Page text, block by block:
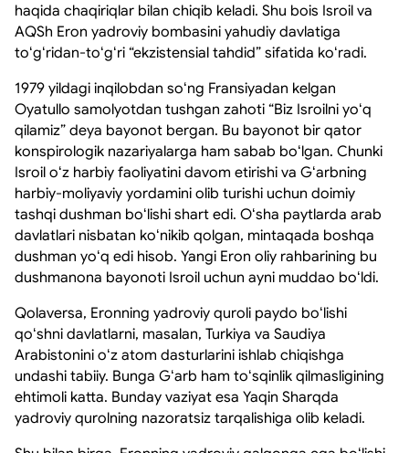
haqida chaqiriqlar bilan chiqib keladi. Shu bois Isroil va
AQSh Eron yadroviy bombasini yahudiy davlatiga
toʻgʻridan-toʻgʻri “ekzistensial tahdid” sifatida koʻradi.
1979 yildagi inqilobdan soʻng Fransiyadan kelgan
Oyatullo samolyotdan tushgan zahoti “Biz Isroilni yoʻq
qilamiz” deya bayonot bergan. Bu bayonot bir qator
konspirologik nazariyalarga ham sabab boʻlgan. Chunki
Isroil oʻz harbiy faoliyatini davom etirishi va Gʻarbning
harbiy-moliyaviy yordamini olib turishi uchun doimiy
tashqi dushman boʻlishi shart edi. Oʻsha paytlarda arab
davlatlari nisbatan koʻnikib qolgan, mintaqada boshqa
dushman yoʻq edi hisob. Yangi Eron oliy rahbarining bu
dushmanona bayonoti Isroil uchun ayni muddao boʻldi.
Qolaversa, Eronning yadroviy quroli paydo boʻlishi
qoʻshni davlatlarni, masalan, Turkiya va Saudiya
Arabistonini oʻz atom dasturlarini ishlab chiqishga
undashi tabiiy. Bunga Gʻarb ham toʻsqinlik qilmasligining
ehtimoli katta. Bunday vaziyat esa Yaqin Sharqda
yadroviy qurolning nazoratsiz tarqalishiga olib keladi.